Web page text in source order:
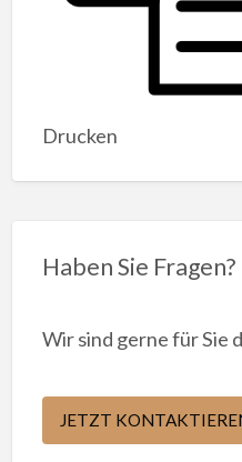
Drucken
Haben Sie Fragen?
Wir sind gerne für Sie
JETZT